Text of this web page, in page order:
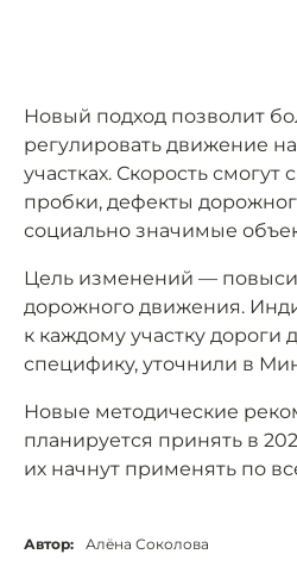
Новый подход позволит
регулировать движение
участках. Скорость смогут
пробки, дефекты
социально значимые
Цель изменений —
дорожного движения.
к каждому участку дороги
специфику, уточнили в
Новые методические
планируется принять в
их начнут применять по
Автор: Алёна Соколова